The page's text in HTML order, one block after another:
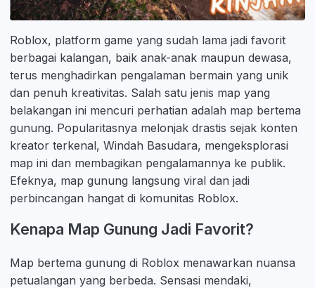
Roblox, platform game yang sudah lama jadi favorit
berbagai kalangan, baik anak-anak maupun dewasa,
terus menghadirkan pengalaman bermain yang unik
dan penuh kreativitas. Salah satu jenis map yang
belakangan ini mencuri perhatian adalah map bertema
gunung. Popularitasnya melonjak drastis sejak konten
kreator terkenal, Windah Basudara, mengeksplorasi
map ini dan membagikan pengalamannya ke publik.
Efeknya, map gunung langsung viral dan jadi
perbincangan hangat di komunitas Roblox.
Kenapa Map Gunung Jadi Favorit?
Map bertema gunung di Roblox menawarkan nuansa
petualangan yang berbeda. Sensasi mendaki,